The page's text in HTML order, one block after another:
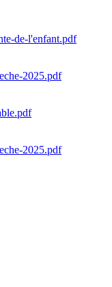
de-l'enfant.pdf
2025.pdf
2025.pdf